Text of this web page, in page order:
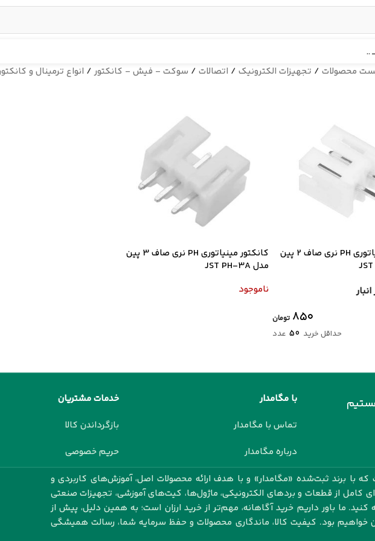
..
محصولات / تجهیزات الکترونیک / اتصالات / سوكت - فیش - کانکتور/ انواع ترمینال و
کانکتور مینیاتوری PH نری صاف 2 پین
۸۵۰ تومان
حداقل خرید 50 عدد
کانکتور مینیاتوری PH نری صاف 3 پین
مدل JST PH-3A
ناموجود
با مگامدار
تماس با مگامدار
درباره مگامدار
خدمات مشتریان
بازگرداندن کالا
حریم خصوصی
با برند ثبت‌شده «مگامدار» و با هدف ارائه محصولات اصل، آموزش‌های کاربردی و
کامل از قطعات و بردهای الکترونیکی، ماژول‌ها، کیت‌های آموزشی، تجهیزات صنعتی
ما باور داریم خرید آگاهانه، مهم‌تر از خرید ارزان است؛ به همین دلیل، پیش از
خواهیم بود. کیفیت کالا، ماندگاری محصولات و حفظ سرمایه شما، رسالت همیشگی